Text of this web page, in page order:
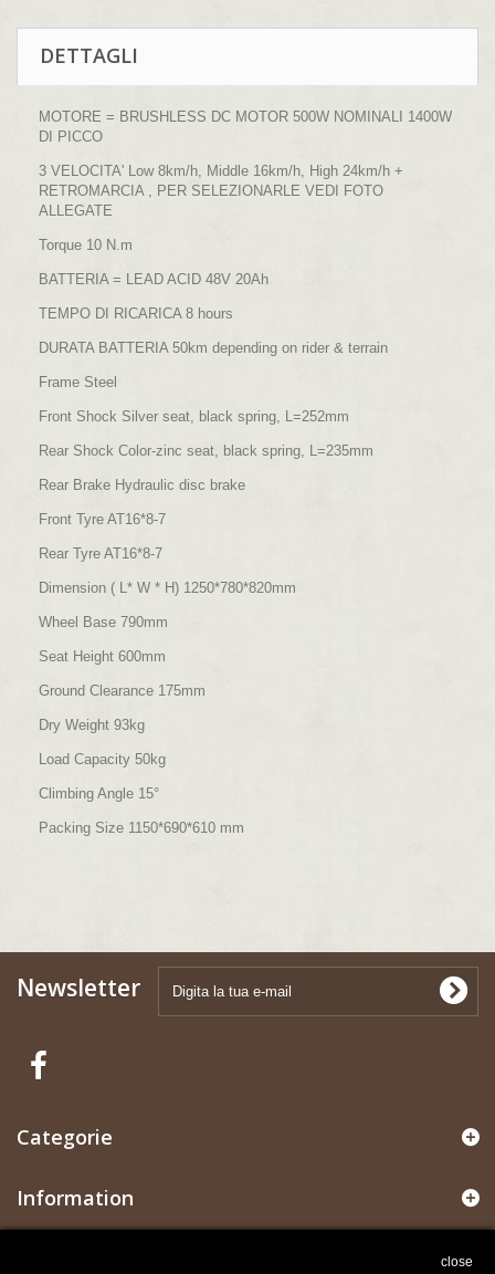
DETTAGLI
MOTORE = BRUSHLESS DC MOTOR 500W NOMINALI 1400W
DI PICCO
3 VELOCITA' Low 8km/h, Middle 16km/h, High 24km/h +
RETROMARCIA , PER SELEZIONARLE VEDI FOTO
ALLEGATE
Torque 10 N.m
BATTERIA = LEAD ACID 48V 20Ah
TEMPO DI RICARICA 8 hours
DURATA BATTERIA 50km depending on rider & terrain
Frame Steel
Front Shock Silver seat, black spring, L=252mm
Rear Shock Color-zinc seat, black spring, L=235mm
Rear Brake Hydraulic disc brake
Front Tyre AT16*8-7
Rear Tyre AT16*8-7
Dimension ( L* W * H) 1250*780*820mm
Wheel Base 790mm
Seat Height 600mm
Ground Clearance 175mm
Dry Weight 93kg
Load Capacity 50kg
Climbing Angle 15°
Packing Size 1150*690*610 mm
Newsletter
Categorie
Information
close